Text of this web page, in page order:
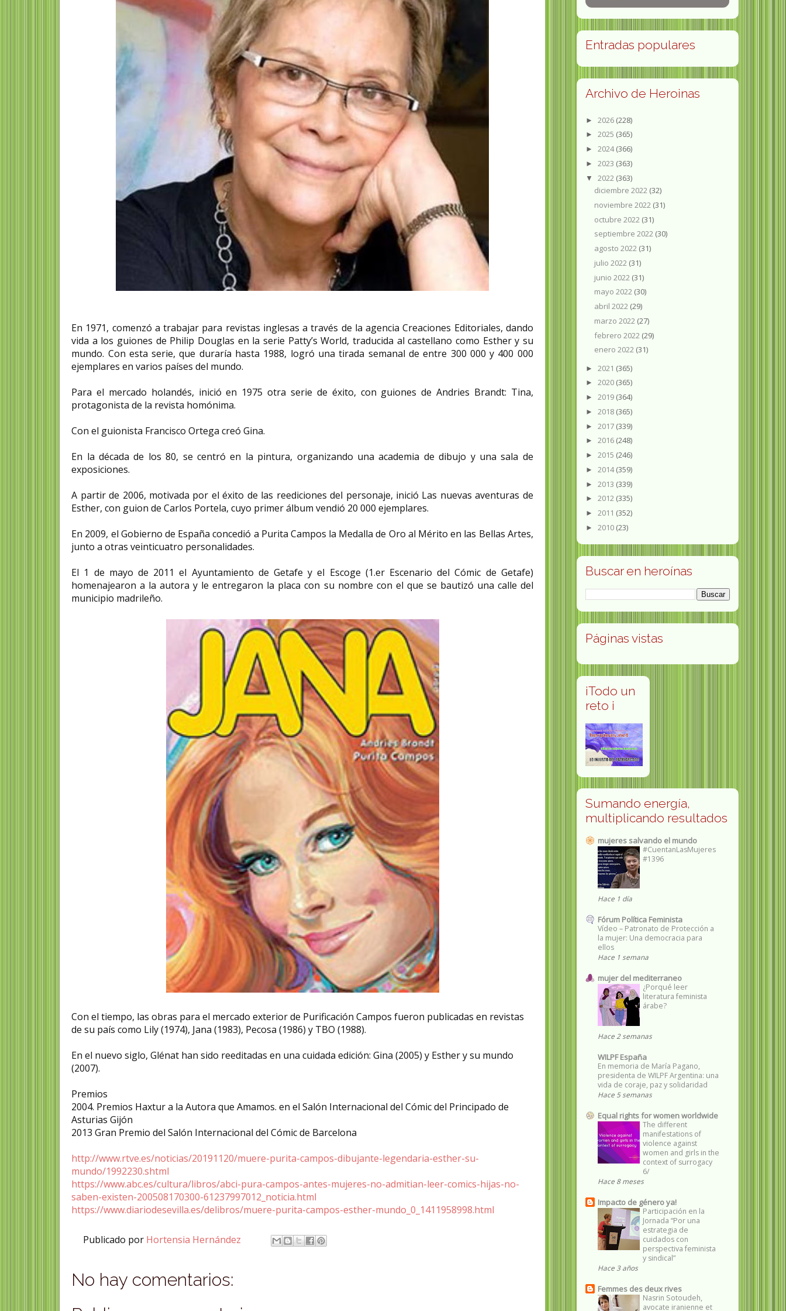
En 1971, comenzó a trabajar para revistas inglesas a través de la agencia Creaciones Editoriales, dando
vida a los guiones de Philip Douglas en la serie Patty’s World, traducida al castellano como Esther y su
mundo. Con esta serie, que duraría hasta 1988, logró una tirada semanal de entre 300 000 y 400 000
ejemplares en varios países del mundo.​
Para el mercado holandés, inició en 1975 otra serie de éxito, con guiones de Andries Brandt: Tina,
protagonista de la revista homónima.
Con el guionista Francisco Ortega creó Gina.
En la década de los 80, se centró en la pintura, organizando una academia de dibujo y una sala de
exposiciones.​
A partir de 2006, motivada por el éxito de las reediciones del personaje, inició Las nuevas aventuras de
Esther, con guion de Carlos Portela, cuyo primer álbum vendió 20 000 ejemplares.
En 2009, el Gobierno de España concedió a Purita Campos la Medalla de Oro al Mérito en las Bellas Artes,
junto a otras veinticuatro personalidades.
El 1 de mayo de 2011 el Ayuntamiento de Getafe y el Escoge (1.er Escenario del Cómic de Getafe)
homenajearon a la autora y le entregaron la placa con su nombre con el que se bautizó una calle del
municipio madrileño.
Con el tiempo, las obras para el mercado exterior de Purificación Campos fueron publicadas en revistas
de su país como Lily (1974), Jana (1983), Pecosa (1986) y TBO (1988).
En el nuevo siglo, Glénat han sido reeditadas en una cuidada edición: Gina (2005) y Esther y su mundo
(2007).
Premios
2004. Premios Haxtur a la Autora que Amamos. en el Salón Internacional del Cómic del Principado de
Asturias Gijón
2013 Gran Premio del Salón Internacional del Cómic de Barcelona
http://www.rtve.es/noticias/20191120/muere-purita-campos-dibujante-legendaria-esther-su-
mundo/1992230.shtml
https://www.abc.es/cultura/libros/abci-pura-campos-antes-mujeres-no-admitian-leer-comics-hijas-no-
saben-existen-200508170300-61237997012_noticia.html
https://www.diariodesevilla.es/delibros/muere-purita-campos-esther-mundo_0_1411958998.html
Publicado por Hortensia Hernández
No hay comentarios:
Entradas populares
Archivo de Heroinas
► 2026 (228)
► 2025 (365)
► 2024(366)
► 2023 (363)
▼ 2022 (363)
diciembre 2022 (32)
noviembre 2022 (31)
octubre 2022 (31)
septiembre 2022 (30)
agosto 2022 (31)
julio 2022 (31)
junio 2022 (31)
mayo 2022 (30)
abril 2022 (29)
marzo 2022 (27)
febrero 2022 (29)
enero 2022 (31)
► 2021 (365)
► 2020 (365)
► 2019 (364)
► 2018 (365)
► 2017 (339)
► 2016 (248)
► 2015 (246)
► 2014(359)
► 2013 (339)
► 2012 (335)
► 2011 (352)
► 2010 (23)
Buscar en heroínas
Páginas vistas
¡Todo un
reto ¡
Sumando energía,
multiplicando resultados
mujeres salvando el mundo
#CuentanLasMujeres
#1396
Hace 1 día
Fórum Política Feminista
Vídeo – Patronato de Protección a
la mujer: Una democracia para
ellos
Hace 1 semana
mujer del mediterraneo
¿Porqué leer
literatura feminista
árabe?
Hace 2 semanas
WILPF España
En memoria de María Pagano,
presidenta de WILPF Argentina: una
vida de coraje, paz y solidaridad
Hace 5 semanas
Equal rights for women worldwide
The different
manifestations of
violence against
women and girls in the
context of surrogacy
6/
Hace 8 meses
Impacto de género ya!
Participación en la
Jornada “Por una
estrategia de
cuidados con
perspectiva feminista
y sindical”
Hace 3 años
Femmes des deux rives
Nasrin Sotoudeh,
avocate iranienne et